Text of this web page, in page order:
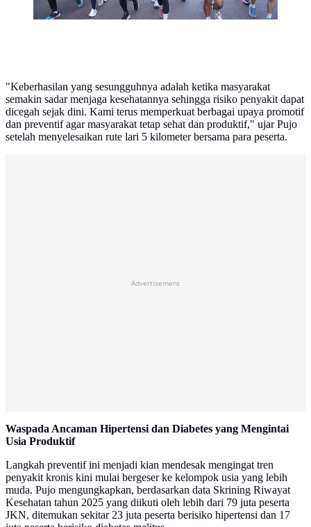
"Keberhasilan yang sesungguhnya adalah ketika masyarakat
semakin sadar menjaga kesehatannya sehingga risiko penyakit dapat
dicegah sejak dini. Kami terus memperkuat berbagai upaya promotif
dan preventif agar masyarakat tetap sehat dan produktif," ujar Pujo
setelah menyelesaikan rute lari 5 kilometer bersama para peserta.
Advertisement
Waspada Ancaman Hipertensi dan Diabetes yang Mengintai
Usia Produktif
Langkah preventif ini menjadi kian mendesak mengingat tren
penyakit kronis kini mulai bergeser ke kelompok usia yang lebih
muda. Pujo mengungkapkan, berdasarkan data Skrining Riwayat
Kesehatan tahun 2025 yang diikuti oleh lebih dari 79 juta peserta
JKN, ditemukan sekitar 23 juta peserta berisiko hipertensi dan 17